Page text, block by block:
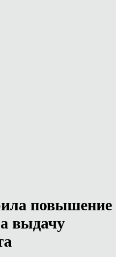
повышение
выдачу